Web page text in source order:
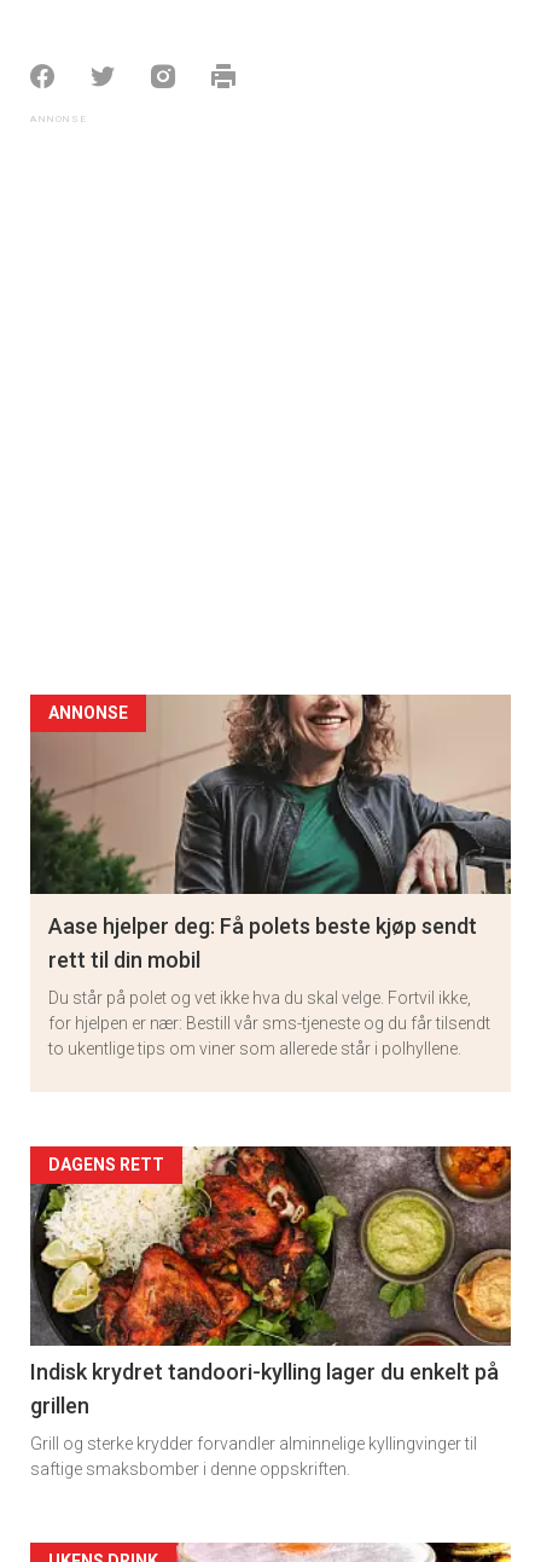
ANNONSE
Aase hjelper deg: Få polets beste kjøp sendt
rett til din mobil
Du står på polet og vet ikke hva du skal velge. Fortvil ikke,
for hjelpen er nær: Bestill vår sms-tjeneste og du får tilsendt
to ukentlige tips om viner som allerede står i polhyllene.
Artikler
detail
-
section
11
DAGENS RETT
Indisk krydret tandoori-kylling lager du enkelt på
grillen
Grill og sterke krydder forvandler alminnelige kyllingvinger til
saftige smaksbomber i denne oppskriften.